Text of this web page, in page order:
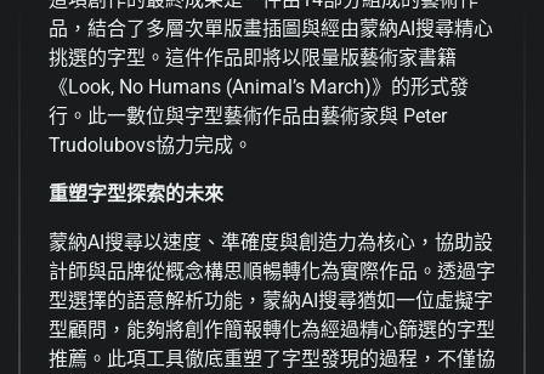
品，結合了多層次單版畫插圖與經由蒙納AI搜尋精心
挑選的字型。這件作品即將以限量版藝術家書籍
《Look, No Humans (Animal’s March)》的形式發
行。此一數位與字型藝術作品由藝術家與 Peter
Trudolubovs協力完成。
重塑字型探索的未來
蒙納AI搜尋以速度、準確度與創造力為核心，協助設
計師與品牌從概念構思順暢轉化為實際作品。透過字
型選擇的語意解析功能，蒙納AI搜尋猶如一位虛擬字
型顧問，能夠將創作簡報轉化為經過精心篩選的字型
推薦。此項工具徹底重塑了字型發現的過程，不僅協